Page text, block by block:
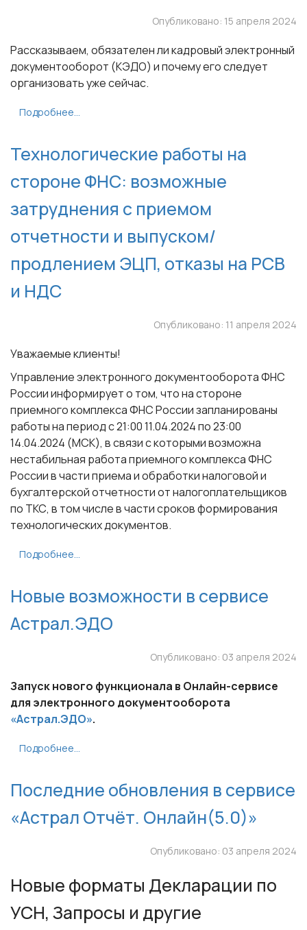
Опубликовано: 15 апреля 2024
Рассказываем, обязателен ли кадровый электронный
документооборот (КЭДО) и почему его следует
организовать уже сейчас.
Подробнее...
Технологические работы на
стороне ФНС: возможные
затруднения с приемом
отчетности и выпуском/
продлением ЭЦП, отказы на РСВ
и НДС
Опубликовано: 11 апреля 2024
Уважаемые клиенты!
Управление электронного документооборота ФНС
России информирует о том, что на стороне
приемного комплекса ФНС России запланированы
работы на период с 21:00 11.04.2024 по 23:00
14.04.2024 (МСК), в связи с которыми возможна
нестабильная работа приемного комплекса ФНС
России в части приема и обработки налоговой и
бухгалтерской отчетности от налогоплательщиков
по ТКС, в том числе в части сроков формирования
технологических документов.
Подробнее...
Новые возможности в сервисе
Астрал.ЭДО
Опубликовано: 03 апреля 2024
Запуск нового функционала в Онлайн-сервисе
для электронного документооборота
«Астрал.ЭДО».
Подробнее...
Последние обновления в сервисе
«Астрал Отчёт. Онлайн(5.0)»
Опубликовано: 03 апреля 2024
Новые форматы Декларации по
УСН, Запросы и другие